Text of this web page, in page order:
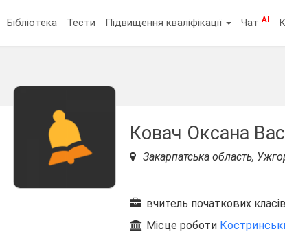
Бібліотека Тести Підвищення кваліфікації ЧатAI
Ковач Оксана
Закарпатська область,
вчитель початкових класів
Місце роботи